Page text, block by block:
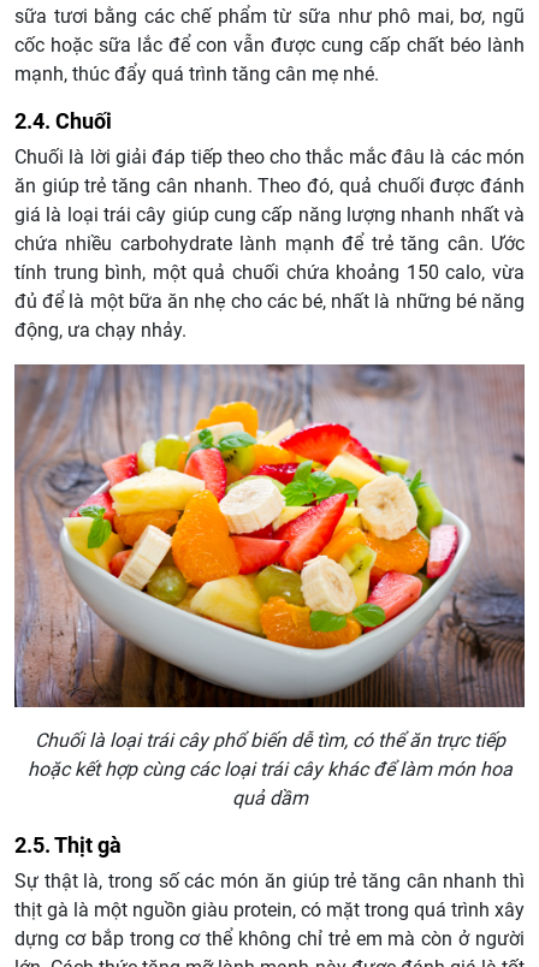
sữa tươi bằng các chế phẩm từ sữa như phô mai, bơ, ngũ
cốc hoặc sữa lắc để con vẫn được cung cấp chất béo lành
mạnh, thúc đẩy quá trình tăng cân mẹ nhé.
2.4. Chuối
Chuối là lời giải đáp tiếp theo cho thắc mắc đâu là các món
ăn giúp trẻ tăng cân nhanh. Theo đó, quả chuối được đánh
giá là loại trái cây giúp cung cấp năng lượng nhanh nhất và
chứa nhiều carbohydrate lành mạnh để trẻ tăng cân. Ước
tính trung bình, một quả chuối chứa khoảng 150 calo, vừa
đủ để là một bữa ăn nhẹ cho các bé, nhất là những bé năng
động, ưa chạy nhảy.
Chuối là loại trái cây phổ biến dễ tìm, có thể ăn trực tiếp
hoặc kết hợp cùng các loại trái cây khác để làm món hoa
quả dầm
2.5. Thịt gà
Sự thật là, trong số các món ăn giúp trẻ tăng cân nhanh thì
thịt gà là một nguồn giàu protein, có mặt trong quá trình xây
dựng cơ bắp trong cơ thể không chỉ trẻ em mà còn ở người